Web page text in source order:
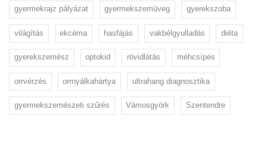
gyermekrajz pályázat gyermekszemüveg gyerekszoba
világítás ekcéma hasfájás vakbélgyulladás diéta
gyerekszemész optokid rövidlátás méhcsípés
orrvérzés orrnyálkahártya ultrahang diagnosztika
gyermekszemészeti szűrés Vámosgyörk Szentendre